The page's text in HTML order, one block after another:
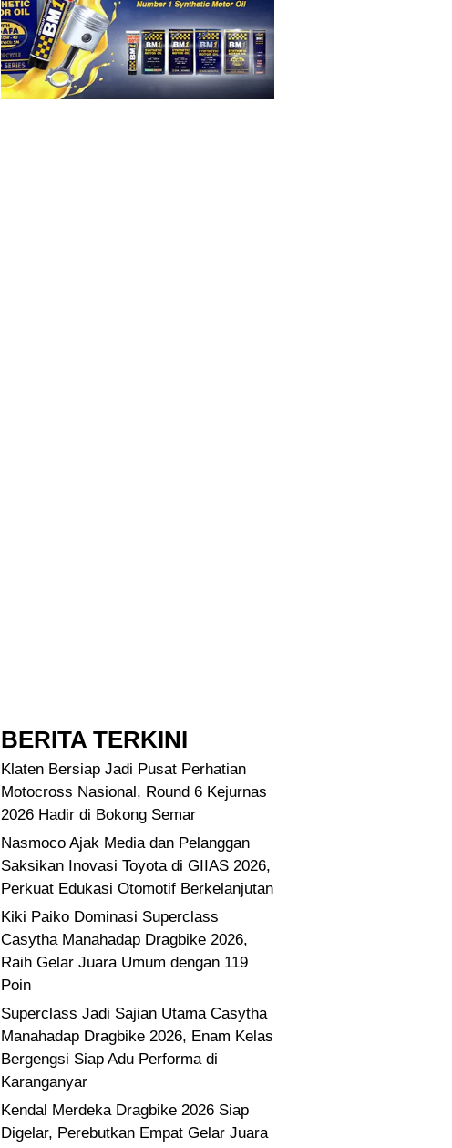
BERITA TERKINI
Klaten Bersiap Jadi Pusat Perhatian
Motocross Nasional, Round 6 Kejurnas
2026 Hadir di Bokong Semar
Nasmoco Ajak Media dan Pelanggan
Saksikan Inovasi Toyota di GIIAS 2026,
Perkuat Edukasi Otomotif Berkelanjutan
Kiki Paiko Dominasi Superclass
Casytha Manahadap Dragbike 2026,
Raih Gelar Juara Umum dengan 119
Poin
Superclass Jadi Sajian Utama Casytha
Manahadap Dragbike 2026, Enam Kelas
Bergengsi Siap Adu Performa di
Karanganyar
Kendal Merdeka Dragbike 2026 Siap
Digelar, Perebutkan Empat Gelar Juara